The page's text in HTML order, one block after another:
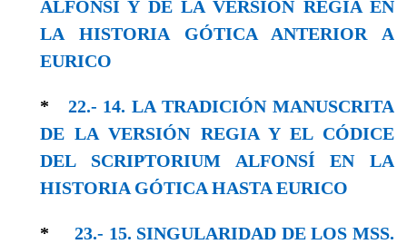
ALFONSÍ Y DE LA VERSIÓN REGIA EN
LA HISTORIA GÓTICA ANTERIOR A
EURICO
* 22.- 14. LA TRADICIÓN MANUSCRITA
DE LA VERSIÓN REGIA Y EL CÓDICE
DEL SCRIPTORIUM ALFONSÍ EN LA
HISTORIA GÓTICA HASTA EURICO
* 23.- 15. SINGULARIDAD DE LOS MSS.